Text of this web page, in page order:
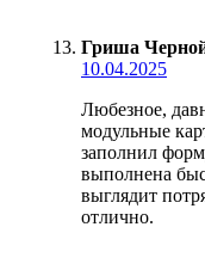
Гриша
10.04.2025
Любезное,
модульные
заполнил
выполнена
выглядит
отлично.